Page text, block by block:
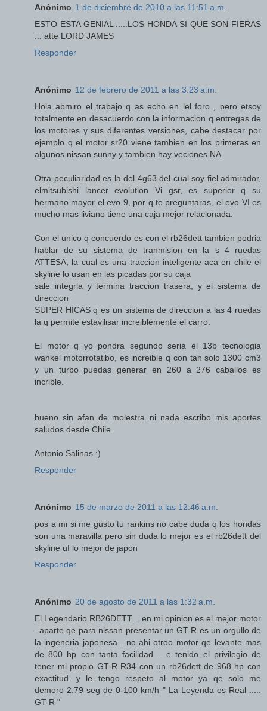
Anónimo 1 de diciembre de 2010 a las 11:51 a.m.
ESTO ESTA GENIAL :....LOS HONDA SI QUE SON FIERAS
::: atte LORD JAMES
Responder
Anónimo 12 de febrero de 2011 a las 3:23 a.m.
Hola abmiro el trabajo q as echo en lel foro , pero etsoy
totalmente en desacuerdo con la informacion q entregas de
los motores y sus diferentes versiones, cabe destacar por
ejemplo q el motor sr20 viene tambien en los primeras en
algunos nissan sunny y tambien hay veciones NA.
Otra peculiaridad es la del 4g63 del cual soy fiel admirador,
elmitsubishi lancer evolution Vi gsr, es superior q su
hermano mayor el evo 9, por q te preguntaras, el evo VI es
mucho mas liviano tiene una caja mejor relacionada.
Con el unico q concuerdo es con el rb26dett tambien podria
hablar de su sistema de tranmision en la s 4 ruedas
ATTESA, la cual es una traccion inteligente aca en chile el
skyline lo usan en las picadas por su caja
sale integrla y termina traccion trasera, y el sistema de
direccion
SUPER HICAS q es un sistema de direccion a las 4 ruedas
la q permite estavilisar increiblemente el carro.
El motor q yo pondra segundo seria el 13b tecnologia
wankel motorrotatibo, es increible q con tan solo 1300 cm3
y un turbo puedas generar en 260 a 276 caballos es
incrible.
bueno sin afan de molestra ni nada escribo mis aportes
saludos desde Chile.
Antonio Salinas :)
Responder
Anónimo 15 de marzo de 2011 a las 12:46 a.m.
pos a mi si me gusto tu rankins no cabe duda q los hondas
son una maravilla pero sin duda lo mejor es el rb26dett del
skyline uf lo mejor de japon
Responder
Anónimo 20 de agosto de 2011 a las 1:32 a.m.
El Legendario RB26DETT .. en mi opinion es el mejor motor
..aparte qe para nissan presentar un GT-R es un orgullo de
la ingeneria japonesa . no ahi otroo motor qe levante mas
de 800 hp con tanta facilidad .. e tenido el privilegio de
tener mi propio GT-R R34 con un rb26dett de 968 hp con
exactitud. y le tengo respeto al motor ya qe solo me
demoro 2.79 seg de 0-100 km/h " La Leyenda es Real .....
GT-R "